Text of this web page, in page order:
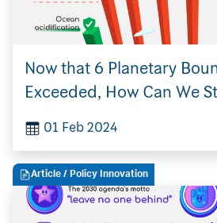
Now that 6 Planetary
Exceeded, How Can We
the ‘Green Zone’ Again
Policy?
01 Feb 2024
Article / Policy Innovation